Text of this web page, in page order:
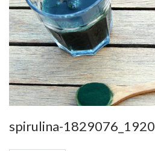
spirulina-1829076_1920